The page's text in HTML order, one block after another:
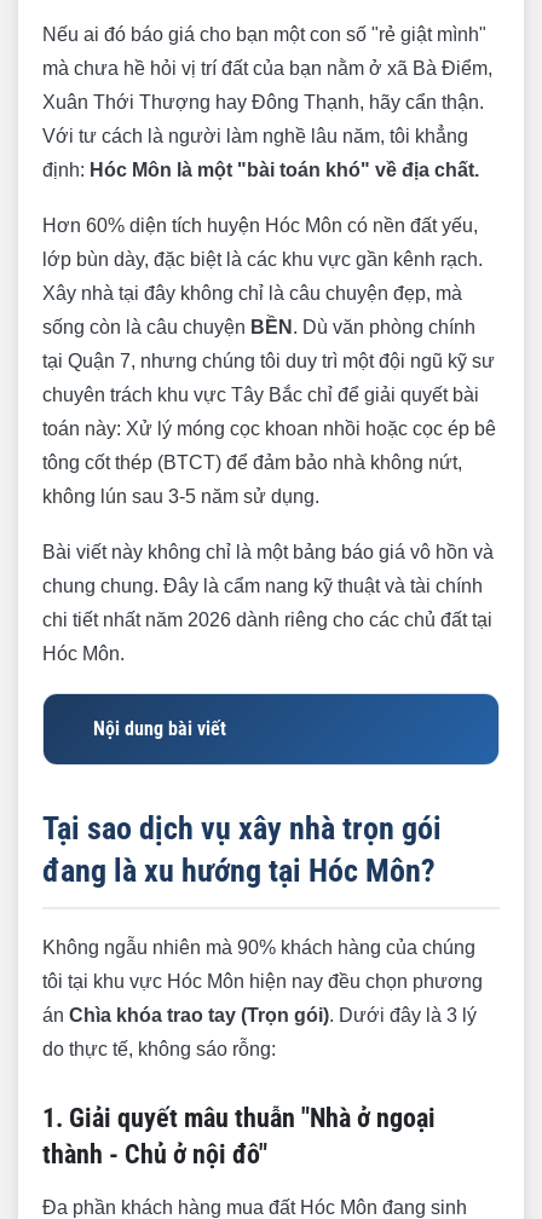
Nếu ai đó báo giá cho bạn một con số "rẻ giật mình"
mà chưa hề hỏi vị trí đất của bạn nằm ở xã Bà Điểm,
Xuân Thới Thượng hay Đông Thạnh, hãy cẩn thận.
Với tư cách là người làm nghề lâu năm, tôi khẳng
định: Hóc Môn là một "bài toán khó" về địa chất.
Hơn 60% diện tích huyện Hóc Môn có nền đất yếu,
lớp bùn dày, đặc biệt là các khu vực gần kênh rạch.
Xây nhà tại đây không chỉ là câu chuyện đẹp, mà
sống còn là câu chuyện BỀN . Dù văn phòng chính
tại Quận 7, nhưng chúng tôi duy trì một đội ngũ kỹ sư
chuyên trách khu vực Tây Bắc chỉ để giải quyết bài
toán này: Xử lý móng cọc khoan nhồi hoặc cọc ép bê
tông cốt thép (BTCT) để đảm bảo nhà không nứt,
không lún sau 3-5 năm sử dụng.
Bài viết này không chỉ là một bảng báo giá vô hồn và
chung chung. Đây là cẩm nang kỹ thuật và tài chính
chi tiết nhất năm 2026 dành riêng cho các chủ đất tại
Hóc Môn.
Nội dung bài viết
hướng tại Hóc Môn?
Báo giá xây nhà trọn gói Huyện Hóc Môn 2026
(Chi tiết & Minh bạch)
1. Bảng giá trọn gói theo vật tư
2. Cách tính diện tích xây dựng chuẩn (Tránh
bị hớ)
3. Các chi phí phát sinh ĐẶC THÙ tại Hóc
Thách thức "Đặc sản" khi xây nhà tại Hóc Môn
& Giải pháp của chuyên gia
Thủ tục xin giấy phép xây dựng tại UBND
Tại sao dịch vụ xây nhà trọn gói
đang là xu hướng tại Hóc Môn?
Không ngẫu nhiên mà 90% khách hàng của chúng
tôi tại khu vực Hóc Môn hiện nay đều chọn phương
án Chìa khóa trao tay (Trọn gói). Dưới đây là 3 lý
do thực tế, không sáo rỗng:
1. Giải quyết mâu thuẫn "Nhà ở ngoại
thành - Chủ ở nội đô"
Đa phần khách hàng mua đất Hóc Môn đang sinh